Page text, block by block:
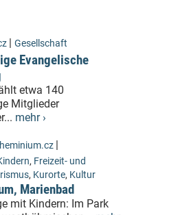
| Gesellschaft
Evangelische
etwa 140
Mitglieder
mehr ›
|
, Freizeit- und
, Kurorte, Kultur
Marienbad
mit Kindern: Im Park